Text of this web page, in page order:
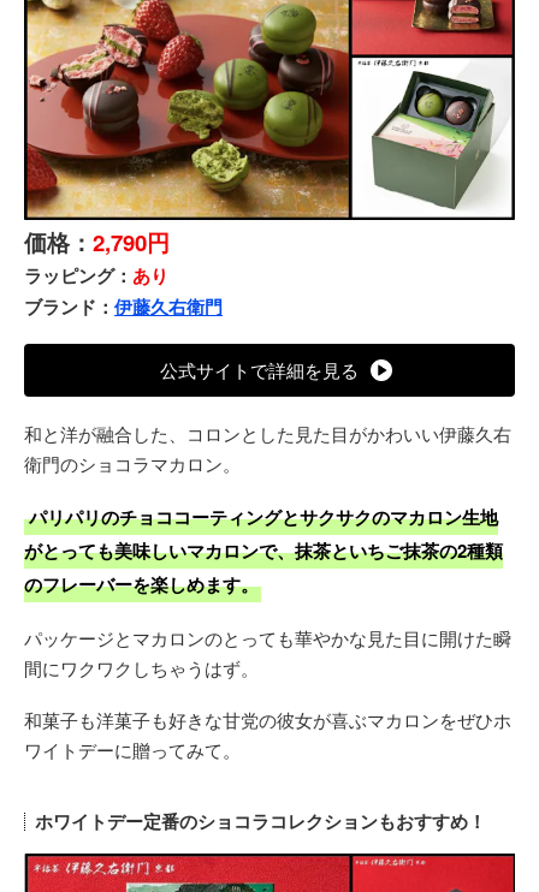
価格： 2,790円
ラッピング： あり
ブランド： 伊藤久右衛門
公式サイトで詳細を見る
和と洋が融合した、コロンとした見た目がかわいい伊藤久右
衛門のショコラマカロン。
パリパリのチョココーティングとサクサクのマカロン生地
がとっても美味しいマカロンで、抹茶といちご抹茶の2種類
のフレーバーを楽しめます。
パッケージとマカロンのとっても華やかな見た目に開けた瞬
間にワクワクしちゃうはず。
和菓子も洋菓子も好きな甘党の彼女が喜ぶマカロンをぜひホ
ワイトデーに贈ってみて。
ホワイトデー定番のショコラコレクションもおすすめ！